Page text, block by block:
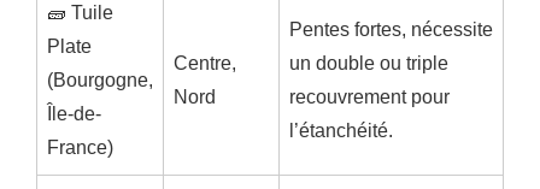
🧱 Tuile
Plate
(Bourgogne,
Île-de-
France)
Centre,
Nord
Pentes fortes, nécessite
un double ou triple
recouvrement pour
l’étanchéité.